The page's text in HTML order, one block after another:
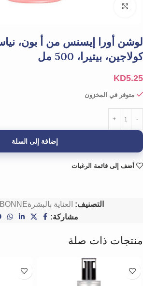
كولاجين، بيتيرا، 500 مل
KD5.25
متوفر في المخزون
إضافة إلى السلة
أضف إلى قائمة الرغبات
التصنيف: العناية بالبشرة
مشاركة:
منتجات ذات صلة